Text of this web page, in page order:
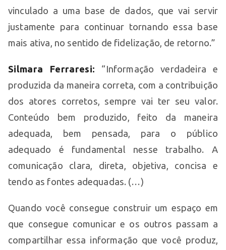
vinculado a uma base de dados, que vai servir
justamente para continuar tornando essa base
mais ativa, no sentido de fidelização, de retorno.”
Silmara Ferraresi: “Informação verdadeira e
produzida da maneira correta, com a contribuição
dos atores corretos, sempre vai ter seu valor.
Conteúdo bem produzido, feito da maneira
adequada, bem pensada, para o público
adequado é fundamental nesse trabalho. A
comunicação clara, direta, objetiva, concisa e
tendo as fontes adequadas. (…)
Quando você consegue construir um espaço em
que consegue comunicar e os outros passam a
compartilhar essa informação que você produz,